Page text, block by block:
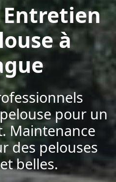
à
pour un
Maintenance
des pelouses
belles.